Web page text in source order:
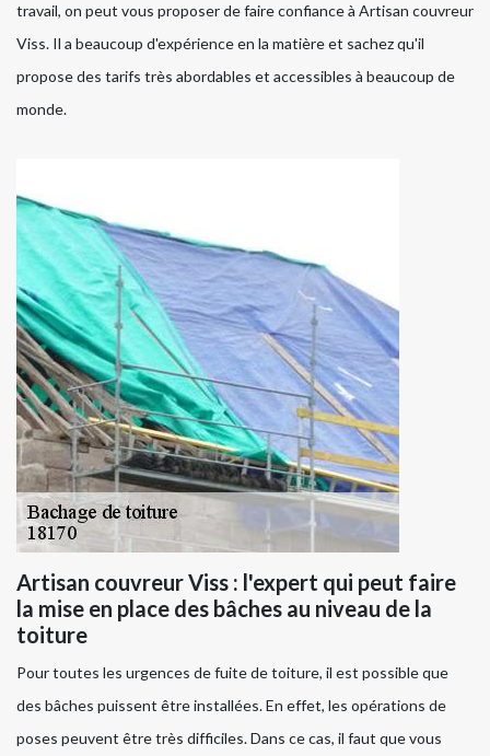
travail, on peut vous proposer de faire confiance à Artisan couvreur
Viss. Il a beaucoup d'expérience en la matière et sachez qu'il
propose des tarifs très abordables et accessibles à beaucoup de
monde.
Artisan couvreur Viss : l'expert qui peut faire
la mise en place des bâches au niveau de la
toiture
Pour toutes les urgences de fuite de toiture, il est possible que
des bâches puissent être installées. En effet, les opérations de
poses peuvent être très difficiles. Dans ce cas, il faut que vous